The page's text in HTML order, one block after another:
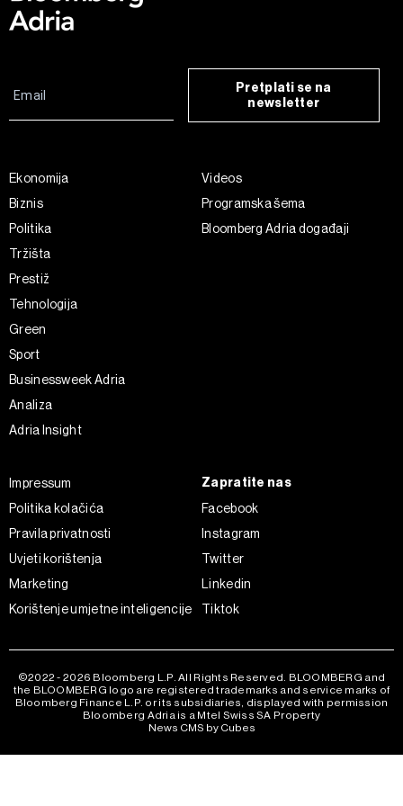
Pretplati se na
newsletter
Ekonomija
Biznis
Politika
Tržišta
Prestiž
Tehnologija
Green
Sport
Businessweek Adria
Analiza
Adria Insight
Videos
Programska šema
Bloomberg Adria događaji
Impressum
Politika kolačića
Pravila privatnosti
Uvjeti korištenja
Marketing
Korištenje umjetne inteligencije
Zapratite nas
Facebook
Instagram
Twitter
Linkedin
Tiktok
©2022 - 2026 Bloomberg L.P. All Rights Reserved. BLOOMBERG and
the BLOOMBERG logo are registered trademarks and service marks of
Bloomberg Finance L.P. or its subsidiaries, displayed with permission
Bloomberg Adria is a Mtel Swiss SA Property
News CMS by Cubes